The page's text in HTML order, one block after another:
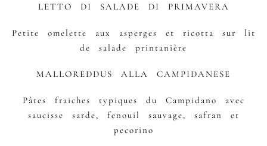
LETTO DI SALADE DI PRIMAVERA
Petite omelette aux asperges et ricotta sur lit
de salade printanière
MALLOREDDUS ALLA CAMPIDANESE
Pâtes fraiches typiques du Campidano avec
saucisse sarde, fenouil sauvage, safran et
pecorino